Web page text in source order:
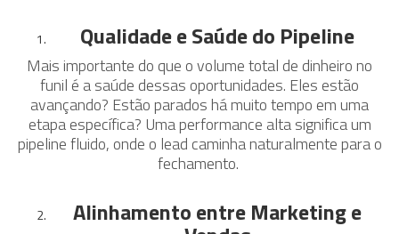
Qualidade e Saúde do Pipeline
Mais importante do que o volume total de dinheiro no
funil é a saúde dessas oportunidades. Eles estão
avançando? Estão parados há muito tempo em uma
etapa específica? Uma performance alta significa um
pipeline fluido, onde o lead caminha naturalmente para o
fechamento.
Alinhamento entre Marketing e